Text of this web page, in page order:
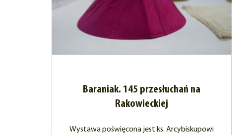
Baraniak. 145 przesłuchań na
Rakowieckiej
Wystawa poświęcona jest ks. Arcybiskupowi